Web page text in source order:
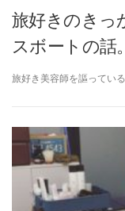
旅好きのきっ
スボートの話。
旅好き美容師を謳ってい